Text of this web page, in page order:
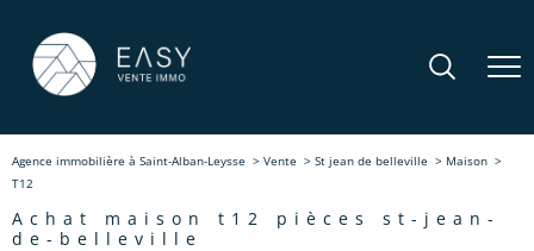
Agence immobilière à Saint-Alban-Leysse Vente St jean de belleville
Maison
T12
achat maison t12 pièces st-jean-
de-belleville